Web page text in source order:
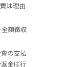
は理由
額徴収
の支払
金は行